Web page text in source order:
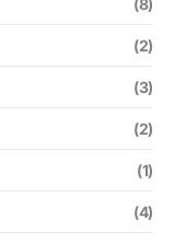
(8)
(2)
(3)
(2)
(1)
(4)